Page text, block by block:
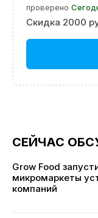
проверено
Скидка 2000
СЕЙЧАС
Grow Food
микромаркеты
компаний